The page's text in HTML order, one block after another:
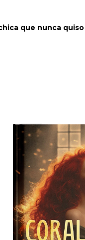
que nunca quiso